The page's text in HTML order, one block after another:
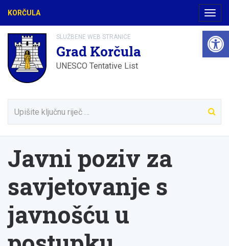
KORČULA
SLUŽBENE WEB STRANICE
Grad Korčula
UNESCO Tentative List
Javni poziv za
savjetovanje s
javnošću u